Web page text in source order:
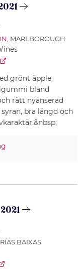
, MARLBOROUGH
grönt äpple,
bland
rätt nyanserad
bra längd och
BAIXAS